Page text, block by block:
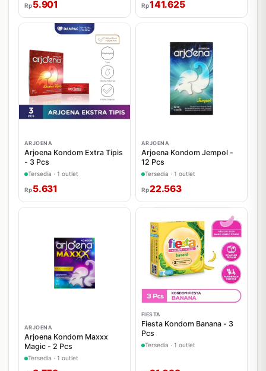
Rp 5.901 Rp141.625
ARJOENA
Arjoena Kondom Extra Tipis
- 3 Pcs
Tersedia · 1 outlet
Rp 5.631
ARJOENA
Arjoena Kondom Jempol -
12 Pcs
Tersedia · 1 outlet
Rp22.563
ARJOENA
Arjoena Kondom Maxxx
Magic - 2 Pcs
Tersedia · 1 outlet
FIESTA
Fiesta Kondom Banana - 3
Pcs
Tersedia · 1 outlet